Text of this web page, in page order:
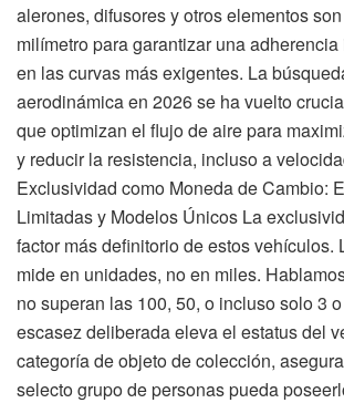
alerones, difusores y otros elementos
milímetro para garantizar una
en las curvas más exigentes. La
aerodinámica en 2026 se ha vuelto
que optimizan el flujo de aire para
y reducir la resistencia, incluso a
Exclusividad como Moneda de Cambio:
Limitadas y Modelos Únicos La
factor más definitorio de estos vehículos.
mide en unidades, no en miles.
no superan las 100, 50, o incluso solo 3
escasez deliberada eleva el estatus del
categoría de objeto de colección,
selecto grupo de personas pueda